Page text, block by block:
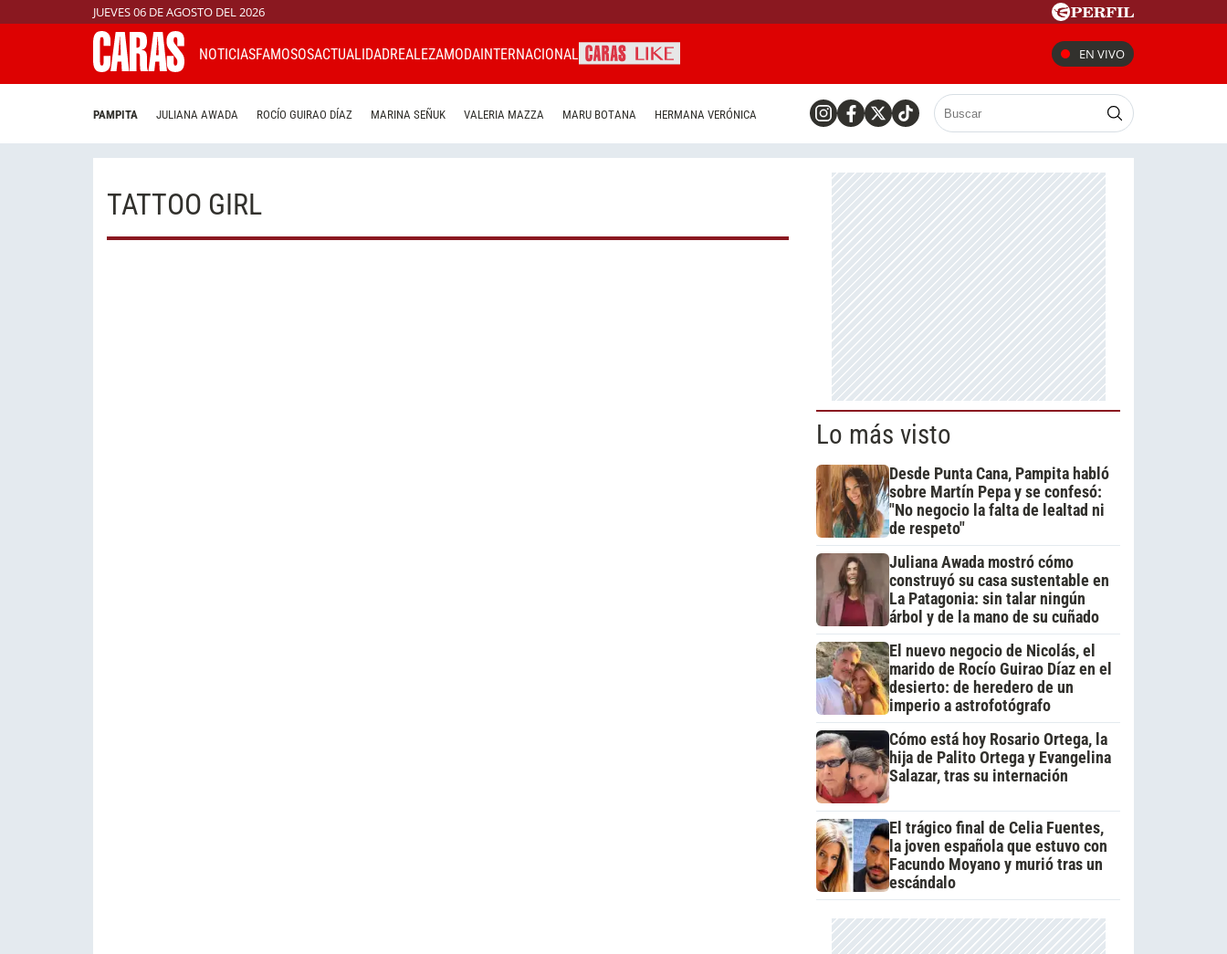
JUEVES 06 DE AGOSTO DEL 2026
NOTICIASFAMOSOSACTUALIDADREALEZAMODAINTERNACIONAL EN VIVO
PAMPITA JULIANA AWADA ROCÍO GUIRAO DÍAZ MARINA SEÑUK VALERIA MAZZA MARU BOTANA HERMANA VERÓNICA
TATTOO GIRL
Lo más visto
Desde Punta Cana, Pampita habló
sobre Martín Pepa y se confesó:
"No negocio la falta de lealtad ni
de respeto"
Juliana Awada mostró cómo
construyó su casa sustentable en
La Patagonia: sin talar ningún
árbol y de la mano de su cuñado
El nuevo negocio de Nicolás, el
marido de Rocío Guirao Díaz en el
desierto: de heredero de un
imperio a astrofotógrafo
Cómo está hoy Rosario Ortega, la
hija de Palito Ortega y Evangelina
Salazar, tras su internación
El trágico final de Celia Fuentes,
la joven española que estuvo con
Facundo Moyano y murió tras un
escándalo